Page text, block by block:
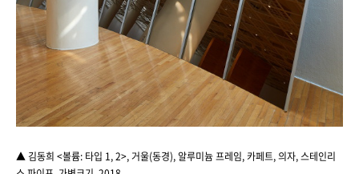
▲ 김동희 <볼륨: 타입 1, 2>, 거울(동경), 알루미늄 프레임, 카페트, 의자, 스테인리